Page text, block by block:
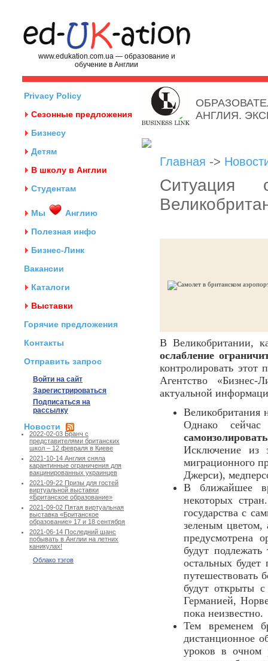
www.edukation.com.ua — образование и
обучение в Англии
Privacy Policy
Сезонные предложения
Бизнесу
Детям
В школу в Англии
Студентам
Мы
Англию
Полезная инфо
Бизнес-Линк
Вакансии
Каталоги
Выставки
Горячие предложения
Контакты
Отправить запрос
Войти на сайт
Зарегистрироваться
Подписаться на
рассылку
Новости
2022-02-03 Бранч с
представителями британских
школ – 12 февраля в Киеве
2021-10-14 Англия сняла
карантинные ограничения для
вакцинированных украинцев
2021-09-22 Призы для гостей
виртуальной выставки
«Британское образование»
2021-09-02 Пятая виртуальная
выставка «Британское
образование» 17 и 18 сентября
2021-06-14 Последний шанс
побывать в Англии на летних
каникулах!
Облако тэгов
АНГЛИЯ.
Главная ->
Ситуация
В Великобритании,
ослабление
контролировать этот
Агентство
актуальной
Великобритания
Однако
Исключение из
миграционного
Джерси),
В ближайшее
некоторых
государства с
зеленым цветом,
предусмотрена
будут
остальных
путешествовать
будут открыты
Германией,
пока неизвестно.
Тем временем
дистанционное
уроков в